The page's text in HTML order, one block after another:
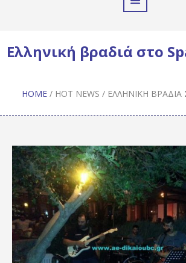
Ελληνική βραδιά στο
HOME / HOT NEWS / ΕΛΛΗΝΙΚΉ ΒΡΑΔΙΆ